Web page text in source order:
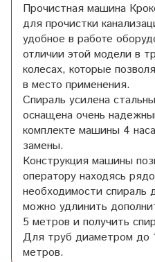
Прочистная машина
для прочистки
удобное в работе
отличии этой модели в
колесах, которые
в место применения.
Спираль усилена
оснащена очень
комплекте машины 4
замены.
Конструкция машины
оператору находясь
необходимости спираль
можно удлинить
5 метров и получить
Для труб диаметром до
метров.